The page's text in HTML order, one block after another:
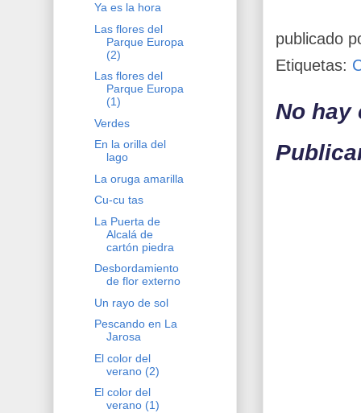
publicado
Etiquetas:
No hay
Ya es la hora
Las flores del
Parque Europa
(2)
Las flores del
Parque Europa
(1)
Verdes
En la orilla del
lago
La oruga amarilla
Cu-cu tas
La Puerta de
Alcalá de
cartón piedra
Desbordamiento
de flor externo
Un rayo de sol
Pescando en La
Jarosa
El color del
verano (2)
El color del
verano (1)